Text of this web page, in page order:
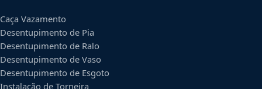
Caça Vazamento
Desentupimento de Pia
Desentupimento de Ralo
Desentupimento de Vaso
Desentupimento de Esgoto
Instalação de Torneira